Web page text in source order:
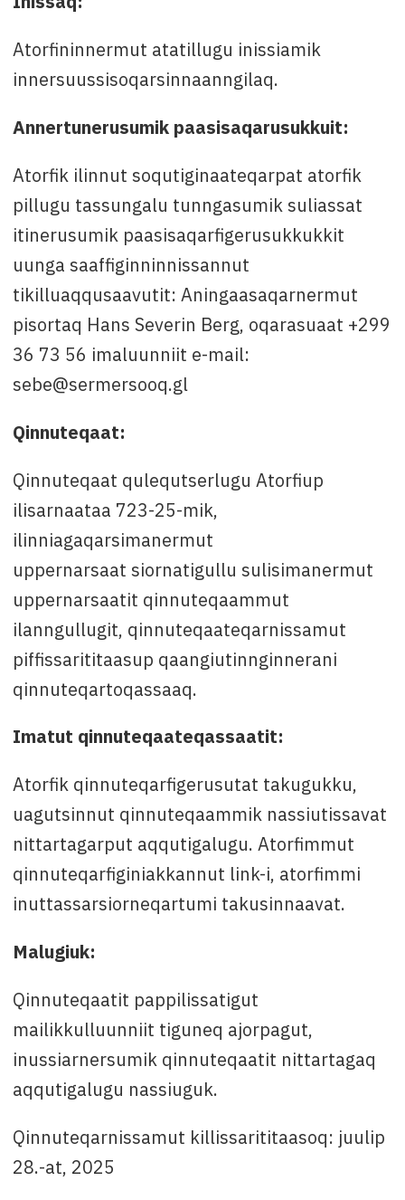
Atorfininnermut atatillugu inissiamik
innersuussisoqarsinnaanngilaq.
Annertunerusumik paasisaqarusukkuit:
Atorfik ilinnut soqutiginaateqarpat atorfik
pillugu tassungalu tunngasumik suliassat
itinerusumik paasisaqarfigerusukkukkit
uunga saaffiginninnissannut
tikilluaqqusaavutit: Aningaasaqarnermut
pisortaq Hans Severin Berg, oqarasuaat +299
36 73 56 imaluunniit e-mail:
sebe@sermersooq.gl
Qinnuteqaat:
Qinnuteqaat qulequtserlugu Atorfiup
ilisarnaataa 723-25-mik,
ilinniagaqarsimanermut
uppernarsaat siornatigullu sulisimanermut
uppernarsaatit qinnuteqaammut
ilanngullugit, qinnuteqaateqarnissamut
piffissarititaasup qaangiutinnginnerani
qinnuteqartoqassaaq.
Imatut qinnuteqaateqassaatit:
Atorfik qinnuteqarfigerusutat takugukku,
uagutsinnut qinnuteqaammik nassiutissavat
nittartagarput aqqutigalugu. Atorfimmut
qinnuteqarfiginiakkannut link-i, atorfimmi
inuttassarsiorneqartumi takusinnaavat.
Malugiuk:
Qinnuteqaatit pappilissatigut
mailikkulluunniit tiguneq ajorpagut,
inussiarnersumik qinnuteqaatit nittartagaq
aqqutigalugu nassiuguk.
Qinnuteqarnissamut killissarititaasoq: juulip
28.-at, 2025